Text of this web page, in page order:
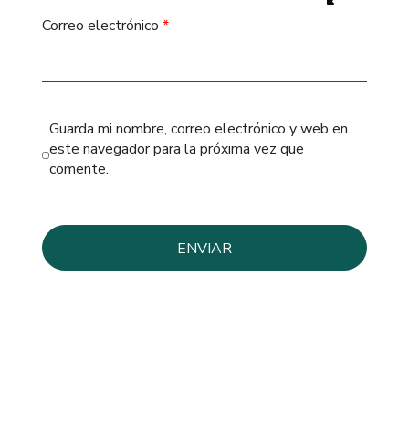
Correo electrónico *
Guarda mi nombre, correo electrónico y web en
este navegador para la próxima vez que
comente.